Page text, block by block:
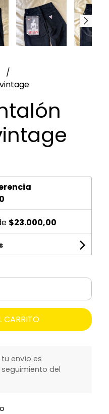
$23.000,00
CARRITO
envío es
del